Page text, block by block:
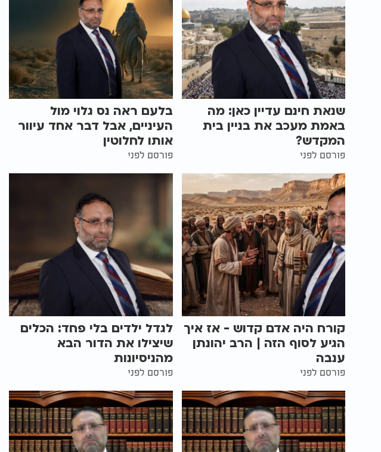
שנאת חינם עדיין כאן: מה
באמת מעכב את בניין בית
המקדש?
פורסם לפני
בלעם ראה נס גלוי מול
העיניים, אבל דבר אחד עיוור
אותו לחלוטין
פורסם לפני
קורח היה אדם קדוש - אז איך
הגיע לסוף הזה | הרב יהונתן
ענבה
פורסם לפני
לגדל ילדים בלי פחד: הכלים
שיצילו את הדור הבא
מהניסיונות
פורסם לפני